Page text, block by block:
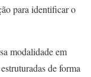
para identificar o
modalidade em
de forma